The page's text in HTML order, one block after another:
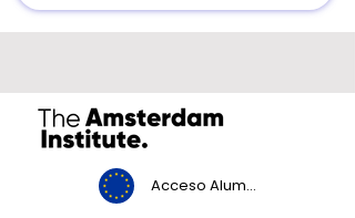
Acceso Alumnos